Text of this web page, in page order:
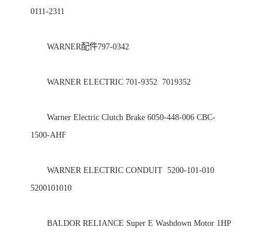
0111-2311
WARNER配件797-0342
WARNER ELECTRIC 701-9352  7019352
Warner Electric Clutch Brake 6050-448-006 CBC-
1500-AHF
WARNER ELECTRIC CONDUIT  5200-101-010
5200101010
BALDOR RELIANCE Super E Washdown Motor 1HP